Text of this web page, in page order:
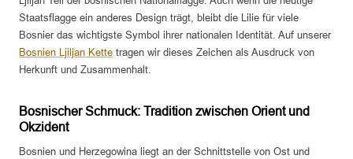
Staatsflagge ein anderes Design trägt, bleibt die Lilie für viele
Bosnier das wichtigste Symbol ihrer nationalen Identität. Auf unserer
Bosnien Ljiljan Kette tragen wir dieses Zeichen als Ausdruck von
Herkunft und Zusammenhalt.
Bosnischer Schmuck: Tradition zwischen Orient und
Okzident
Bosnien und Herzegowina liegt an der Schnittstelle von Ost und